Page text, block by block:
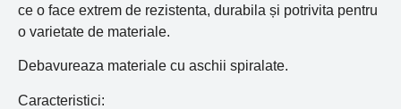
ce o face extrem de rezistenta, durabila și potrivita pentru
o varietate de materiale.
Debavureaza materiale cu aschii spiralate.
Caracteristici: